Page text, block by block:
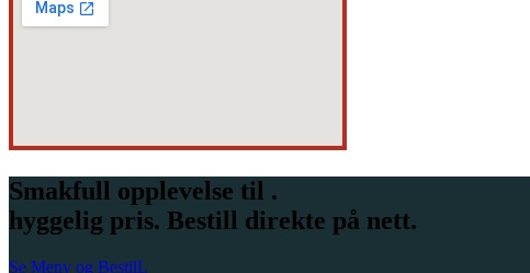
Smakfull opplevelse til .
hyggelig pris. Bestill direkte på nett.
Se Meny og BestilL